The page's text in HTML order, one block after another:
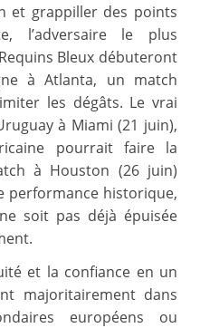
et grappiller des points
l’adversaire le plus
Bleux débuteront
à Atlanta, un match
les dégâts. Le vrai
à Miami (21 juin),
pourrait faire la
à Houston (26 juin)
performance historique,
soit pas déjà épuisée
et la confiance en un
majoritairement dans
européens ou